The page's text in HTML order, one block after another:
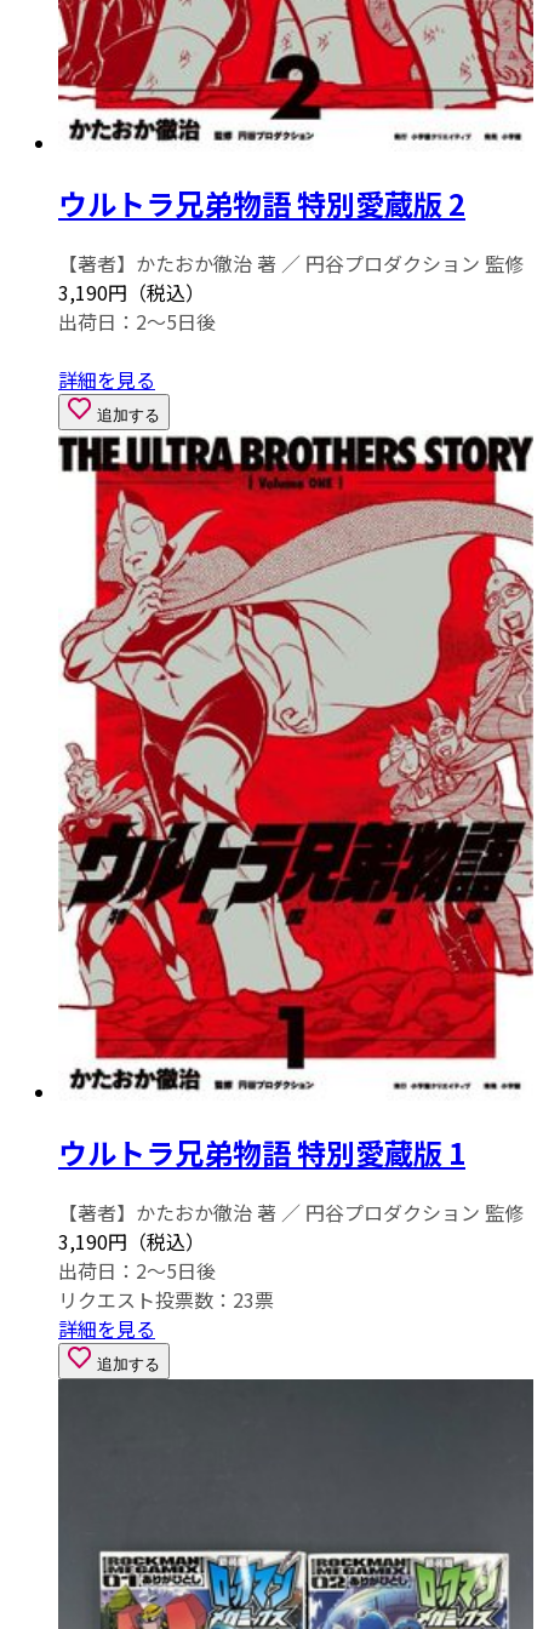
ウルトラ兄弟物語 特別愛蔵版 2
【著者】かたおか徹治 著 ／ 円谷プロダクション 監修
3,190円（税込）
出荷日：2～5日後
詳細を見る
追加する
ウルトラ兄弟物語 特別愛蔵版 1
【著者】かたおか徹治 著 ／ 円谷プロダクション 監修
3,190円（税込）
出荷日：2～5日後
リクエスト投票数： 23票
詳細を見る
追加する